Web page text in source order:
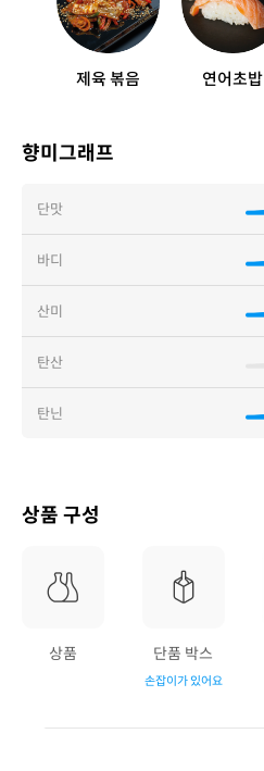
제육 볶음 연어초밥
향미그래프
단맛
바디
산미
탄산
탄닌
상품 구성
상품 단품 박스
손잡이가 있어요